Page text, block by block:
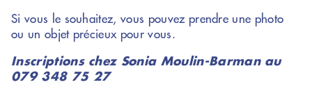
Si vous le souhaitez, vous pouvez prendre une photo
ou un objet précieux pour vous.
Inscriptions chez Sonia Moulin-Barman au
079 348 75 27